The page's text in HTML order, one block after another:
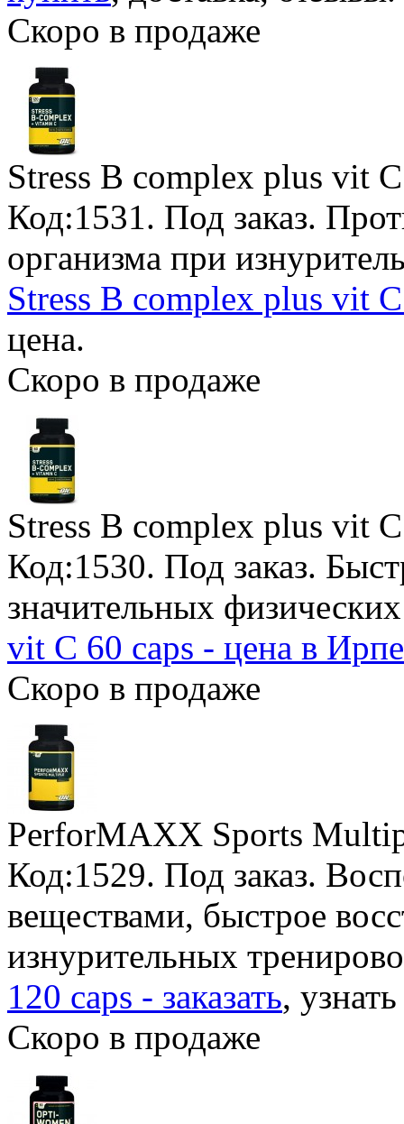
Скоро в продаже
Stress B complex plus vit C
Код:1531. Под заказ.
организма при
Stress B complex plus vit
цена.
Скоро в продаже
Stress B complex plus vit
Код:1530. Под заказ.
значительных
vit C 60 caps - цена в
Скоро в продаже
PerforMAXX Sports
Код:1529. Под заказ.
веществами, быстрое
изнурительных
120 caps - заказать,
Скоро в продаже